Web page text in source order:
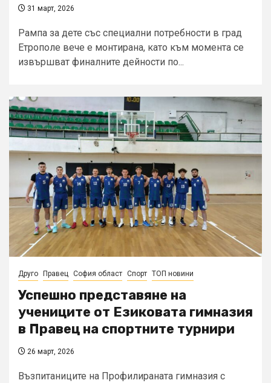
31 март, 2026
Рампа за дете със специални потребности в град
Етрополе вече е монтирана, като към момента се
извършват финалните дейности по...
Друго Правец София област Спорт ТОП новини
Успешно представяне на
учениците от Езиковата гимназия
в Правец на спортните турнири
26 март, 2026
Възпитаниците на Профилираната гимназия с